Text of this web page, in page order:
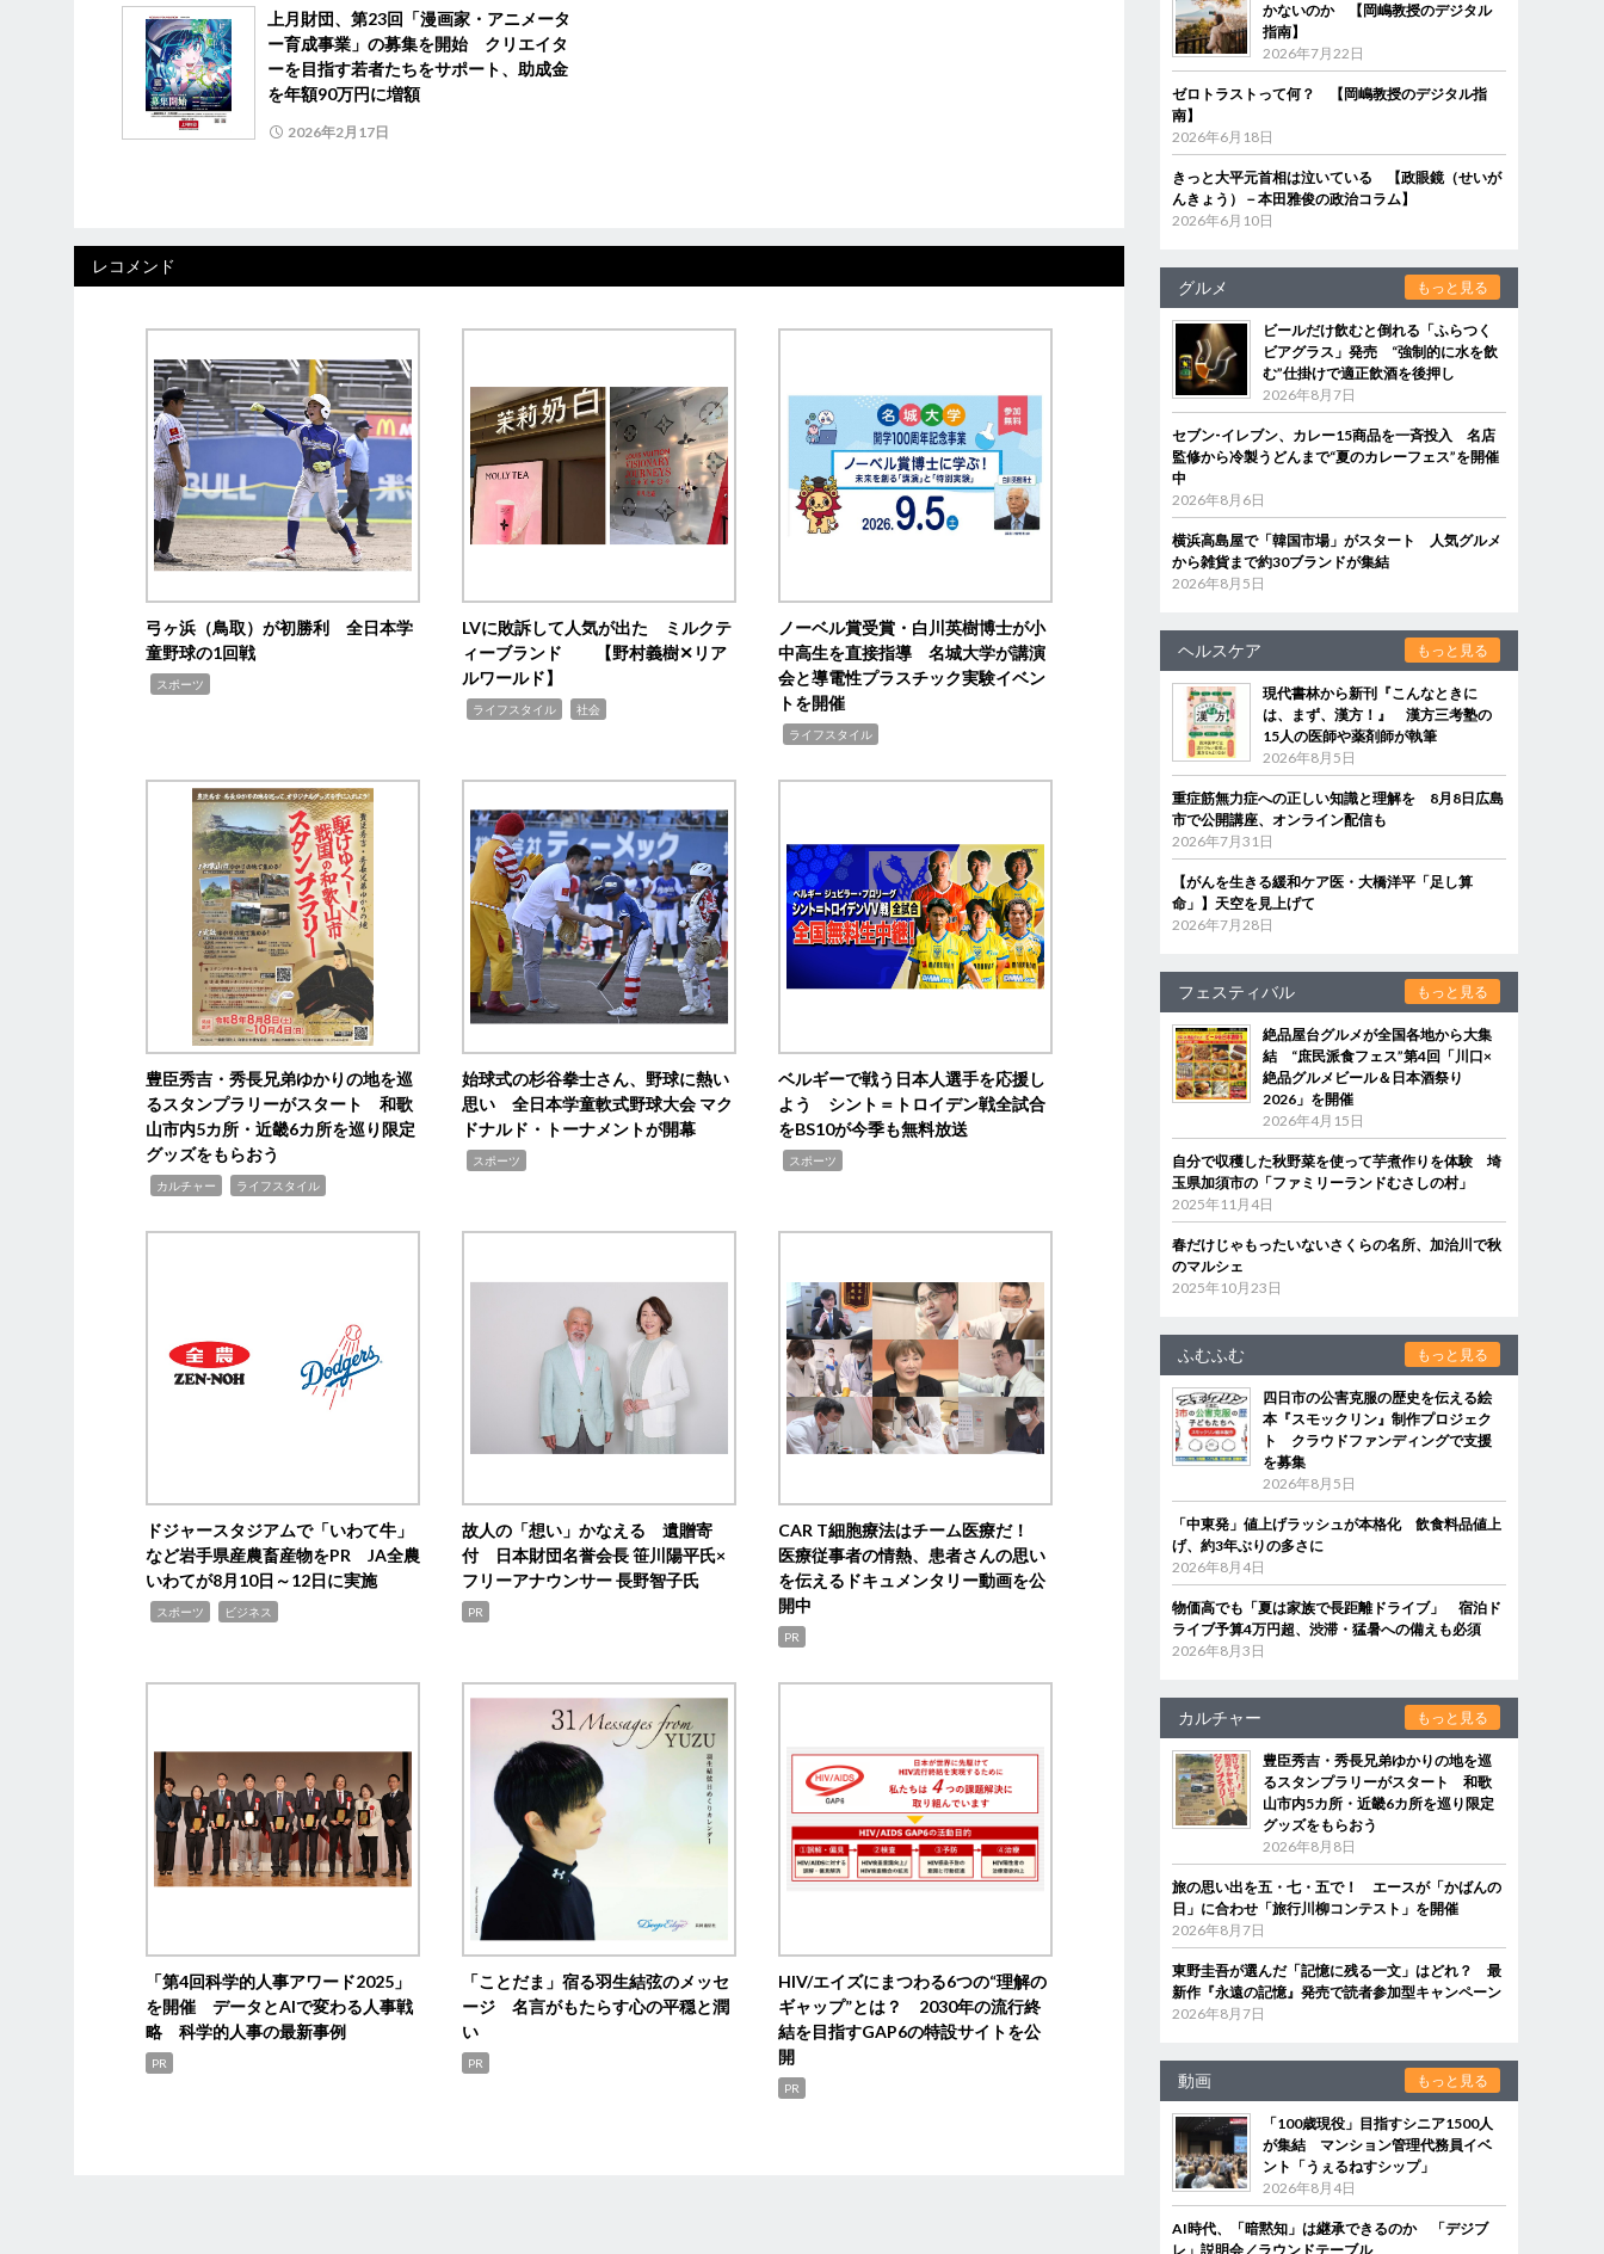
上月財団、第23回「漫画家・アニメータ
ー育成事業」の募集を開始 クリエイタ
ーを目指す若者たちをサポート、助成金
を年額90万円に増額
2026年2月17日
レコメンド
弓ヶ浜（鳥取）が初勝利 全日本学
童野球の1回戦
スポーツ
LVに敗訴して人気が出た ミルクテ
ィーブランド 【野村義樹✕リア
ルワールド】
ライフスタイル 社会
ノーベル賞受賞・白川英樹博士が小
中高生を直接指導 名城大学が講演
会と導電性プラスチック実験イベン
トを開催
ライフスタイル
豊臣秀吉・秀長兄弟ゆかりの地を巡
るスタンプラリーがスタート 和歌
山市内5カ所・近畿6カ所を巡り限定
グッズをもらおう
カルチャー ライフスタイル
始球式の杉谷拳士さん、野球に熱い
思い 全日本学童軟式野球大会 マク
ドナルド・トーナメントが開幕
スポーツ
ベルギーで戦う日本人選手を応援し
よう シント＝トロイデン戦全試合
をBS10が今季も無料放送
スポーツ
ドジャースタジアムで「いわて牛」
など岩手県産農畜産物をPR JA全農
いわてが8月10日～12日に実施
スポーツ ビジネス
故人の「想い」かなえる 遺贈寄
付 日本財団名誉会長 笹川陽平氏×
フリーアナウンサー 長野智子氏
PR
CAR T細胞療法はチーム医療だ！
医療従事者の情熱、患者さんの思い
を伝えるドキュメンタリー動画を公
開中
PR
「第4回科学的人事アワード2025」
を開催 データとAIで変わる人事戦
略 科学的人事の最新事例
PR
「ことだま」宿る羽生結弦のメッセ
ージ 名言がもたらす心の平穏と潤
い
PR
HIV/エイズにまつわる6つの“理解の
ギャップ”とは？ 2030年の流行終
結を目指すGAP6の特設サイトを公
開
PR
かないのか 【岡嶋教授のデジタル
指南】
2026年7月22日
ゼロトラストって何？ 【岡嶋教授のデジタル指
南】
2026年6月18日
きっと大平元首相は泣いている 【政眼鏡（せいが
んきょう）－本田雅俊の政治コラム】
2026年6月10日
グルメ もっと見る
ビールだけ飲むと倒れる「ふらつく
ビアグラス」発売 “強制的に水を飲
む”仕掛けで適正飲酒を後押し
2026年8月7日
セブン‐イレブン、カレー15商品を一斉投入 名店
監修から冷製うどんまで“夏のカレーフェス”を開催
中
2026年8月6日
横浜高島屋で「韓国市場」がスタート 人気グルメ
から雑貨まで約30ブランドが集結
2026年8月5日
ヘルスケア もっと見る
現代書林から新刊『こんなときに
は、まず、漢方！』 漢方三考塾の
15人の医師や薬剤師が執筆
2026年8月5日
重症筋無力症への正しい知識と理解を 8月8日広島
市で公開講座、オンライン配信も
2026年7月31日
【がんを生きる緩和ケア医・大橋洋平「足し算
命」】天空を見上げて
2026年7月28日
フェスティバル もっと見る
絶品屋台グルメが全国各地から大集
結 “庶民派食フェス”第4回「川口×
絶品グルメビール＆日本酒祭り
2026」を開催
2026年4月15日
自分で収穫した秋野菜を使って芋煮作りを体験 埼
玉県加須市の「ファミリーランドむさしの村」
2025年11月4日
春だけじゃもったいないさくらの名所、加治川で秋
のマルシェ
2025年10月23日
ふむふむ もっと見る
四日市の公害克服の歴史を伝える絵
本『スモックリン』制作プロジェク
ト クラウドファンディングで支援
を募集
2026年8月5日
「中東発」値上げラッシュが本格化 飲食料品値上
げ、約3年ぶりの多さに
2026年8月4日
物価高でも「夏は家族で長距離ドライブ」 宿泊ド
ライブ予算4万円超、渋滞・猛暑への備えも必須
2026年8月3日
カルチャー もっと見る
豊臣秀吉・秀長兄弟ゆかりの地を巡
るスタンプラリーがスタート 和歌
山市内5カ所・近畿6カ所を巡り限定
グッズをもらおう
2026年8月8日
旅の思い出を五・七・五で！ エースが「かばんの
日」に合わせ「旅行川柳コンテスト」を開催
2026年8月7日
東野圭吾が選んだ「記憶に残る一文」はどれ？ 最
新作『永遠の記憶』発売で読者参加型キャンペーン
2026年8月7日
動画 もっと見る
「100歳現役」目指すシニア1500人
が集結 マンション管理代務員イベ
ント「うぇるねすシップ」
2026年8月4日
AI時代、「暗黙知」は継承できるのか 「デジブ
レ」説明会／ラウンドテーブル